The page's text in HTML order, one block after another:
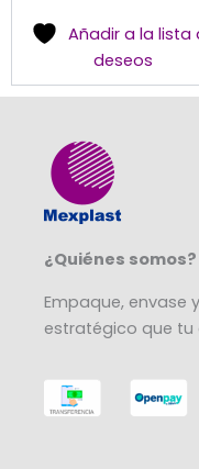
Añadir a la lista
deseos
¿Quiénes somos?
Empaque, envase
estratégico que tu